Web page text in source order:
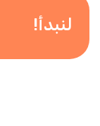
لنبدأ!